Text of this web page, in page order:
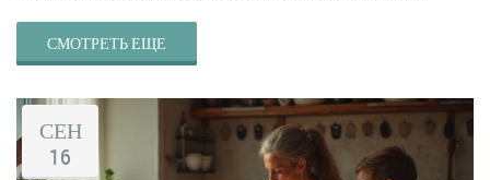
веществ, а также факты о влиянии продуктов на организм. Статья
станет отличным подспорьем для тех, кто хочет питаться вкусно и
СМОТРЕТЬ ЕЩЕ
СЕН
16